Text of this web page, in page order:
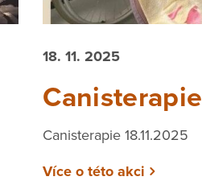
18. 11. 2025
Canisterapie
Canisterapie 18.11.2025
Více o této akci